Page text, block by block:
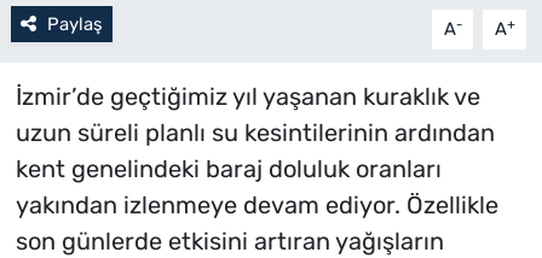
Paylaş A- A+
İzmir’de geçtiğimiz yıl yaşanan kuraklık ve
uzun süreli planlı su kesintilerinin ardından
kent genelindeki baraj doluluk oranları
yakından izlenmeye devam ediyor. Özellikle
son günlerde etkisini artıran yağışların